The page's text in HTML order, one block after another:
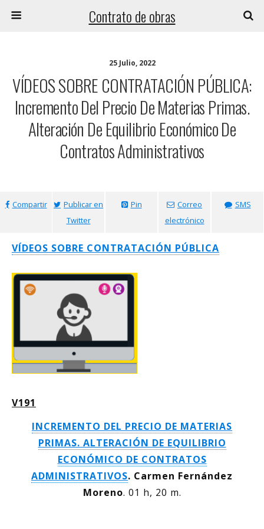
Contrato de obras
25 Julio, 2022
VÍDEOS SOBRE CONTRATACIÓN PÚBLICA:
Incremento Del Precio De Materias Primas.
Alteración De Equilibrio Económico De
Contratos Administrativos
Compartir
Publicar en
Twitter
Pin
Correo
electrónico
SMS
VÍDEOS SOBRE CONTRATACIÓN PÚBLICA
V191
INCREMENTO DEL PRECIO DE MATERIAS
PRIMAS. ALTERACIÓN DE EQUILIBRIO
ECONÓMICO DE CONTRATOS
ADMINISTRATIVOS. Carmen Fernández
Moreno. 01 h, 20 m.